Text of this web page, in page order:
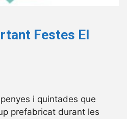
Festes El
i quintades que
prefabricat durant les